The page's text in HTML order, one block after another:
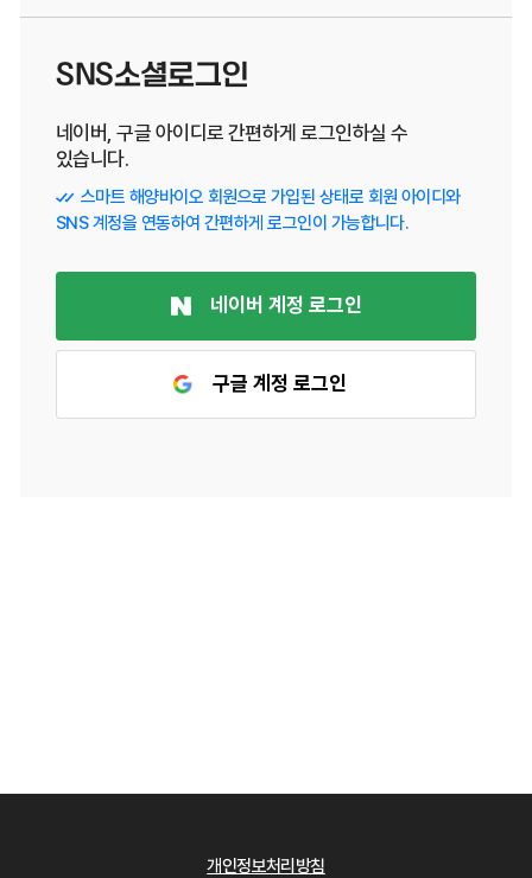
SNS소셜로그인
네이버, 구글 아이디로 간편하게 로그인하실 수
있습니다.
스마트 해양바이오 회원으로 가입된 상태로 회원 아이디와
SNS 계정을 연동하여 간편하게 로그인이 가능합니다.
네이버 계정 로그인
구글 계정 로그인
개인정보처리방침